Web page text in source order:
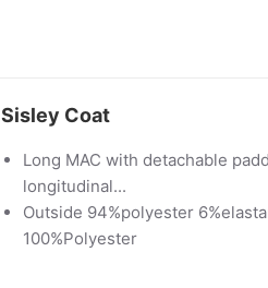
Sisley Coat
Long MAC with detachable
longitudinal...
Outside 94%polyester
100%Polyester